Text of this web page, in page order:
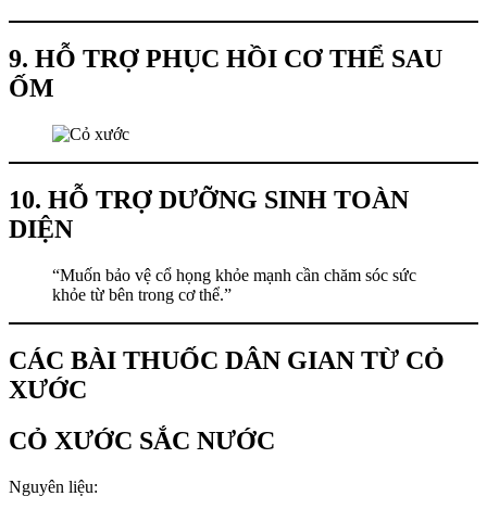
9. HỖ TRỢ PHỤC HỒI CƠ THỂ SAU
ỐM
10. HỖ TRỢ DƯỠNG SINH TOÀN
DIỆN
“Muốn bảo vệ cổ họng khỏe mạnh cần chăm sóc sức
khỏe từ bên trong cơ thể.”
CÁC BÀI THUỐC DÂN GIAN TỪ CỎ
XƯỚC
CỎ XƯỚC SẮC NƯỚC
Nguyên liệu: